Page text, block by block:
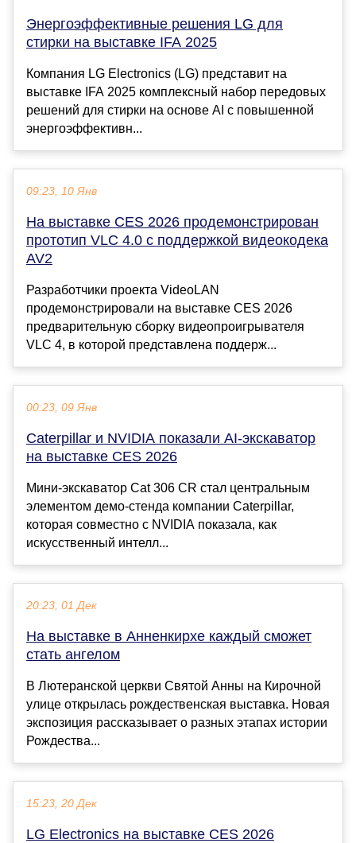
Энергоэффективные решения LG для
стирки на выставке IFA 2025
Компания LG Electronics (LG) представит на
выставке IFA 2025 комплексный набор передовых
решений для стирки на основе AI с повышенной
энергоэффективн...
09:23, 10 Янв
На выставке CES 2026 продемонстрирован
прототип VLC 4.0 с поддержкой видеокодека
AV2
Разработчики проекта VideoLAN
продемонстрировали на выставке CES 2026
предварительную сборку видеопроигрывателя
VLC 4, в которой представлена поддерж...
00:23, 09 Янв
Caterpillar и NVIDIA показали AI-экскаватор
на выставке CES 2026
Мини-экскаватор Cat 306 CR стал центральным
элементом демо-стенда компании Caterpillar,
которая совместно с NVIDIA показала, как
искусственный интелл...
20:23, 01 Дек
На выставке в Анненкирхе каждый сможет
стать ангелом
В Лютеранской церкви Святой Анны на Кирочной
улице открылась рождественская выставка. Новая
экспозиция рассказывает о разных этапах истории
Рождества...
15:23, 20 Дек
LG Electronics на выставке CES 2026